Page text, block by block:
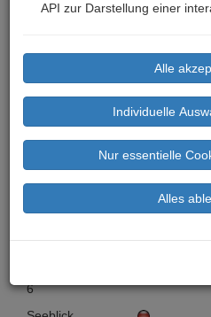
API zur Darstellung einer
Previous
Preis ab: 139 €
Bewertungen: 0
Basisdaten
6